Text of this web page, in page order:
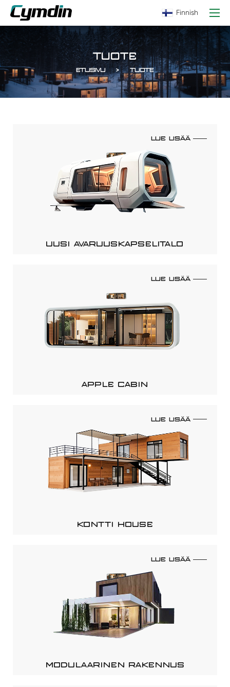
Finnish
TUOTE
ETUSIVU TUOTE
UUSI AVARUUSKAPSELITALO
LUE LISÄÄ
APPLE CABIN
LUE LISÄÄ
KONTTI HOUSE
LUE LISÄÄ
MODULAARINEN RAKENNUS
LUE LISÄÄ